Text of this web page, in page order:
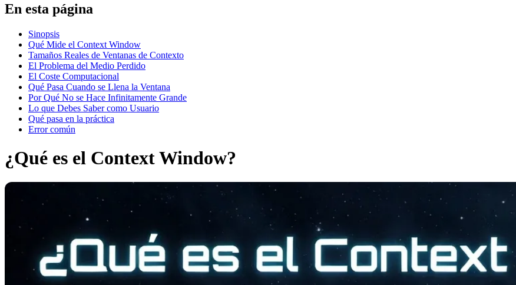
En esta página
Sinopsis
Qué Mide el Context Window
Tamaños Reales de Ventanas de Contexto
El Problema del Medio Perdido
El Coste Computacional
Qué Pasa Cuando se Llena la Ventana
Por Qué No se Hace Infinitamente Grande
Lo que Debes Saber como Usuario
Qué pasa en la práctica
Error común
¿Qué es el Context Window?